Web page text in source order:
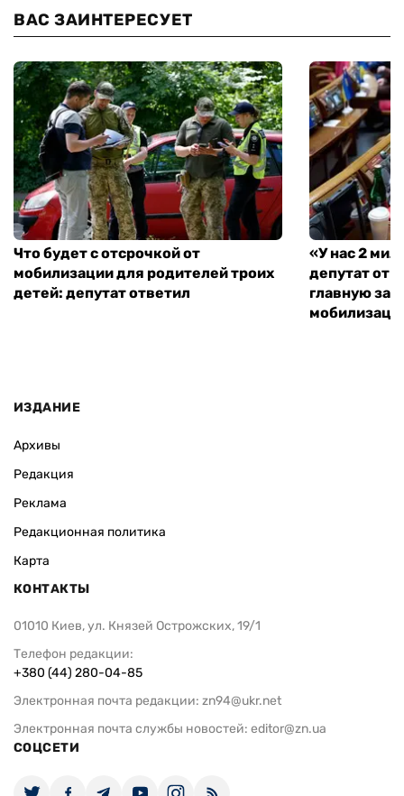
ВАС ЗАИНТЕРЕСУЕТ
Что будет с отсрочкой от
мобилизации для родителей троих
детей: депутат ответил
«У нас 2
депутат от
главную
ИЗДАНИЕ
Архивы
Редакция
Реклама
Редакционная политика
Карта
КОНТАКТЫ
01010 Киев, ул. Князей Острожских, 19/1
Телефон редакции:
+380 (44) 280-04-85
Электронная почта редакции: zn94@ukr.net
Электронная почта службы новостей: editor@zn.ua
СОЦСЕТИ